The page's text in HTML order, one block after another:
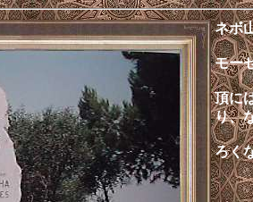
ネボ
モー
頂に
り、
ろく